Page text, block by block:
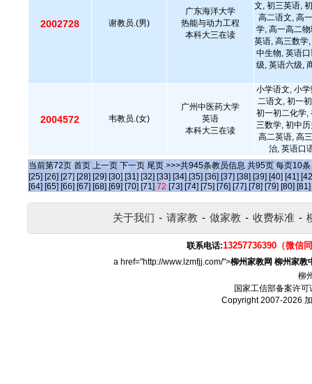
2002728 谢教员.(男)
广东海洋大学
热能与动力工程
本科大三在读
文, 初三英语,
高二语文, 高
学, 高一高二
英语, 高三数学
中生物, 英语
级, 英语六级,
2004572 韦教员.(女)
广州中医药大学
英语
本科大三在读
小学语文, 小
二语文, 初一
初一初二化学,
三数学, 初中
高二英语, 高
治, 英语口
当前第72页 首页 上一页 下一页 尾页 >>>共945条教员信息 共95页 每页10条
[25] [26] [27] [28] [29] [30] [31] [32] [33] [34] [35] [36] [37] [38] [39] [40] [41]
[64] [65] [66] [67] [68] [69] [70] [71] 72 [73] [74] [75] [76] [77] [78] [79] [80] [81]
关于我们 - 请家教 - 做家教 - 收费标准 -
联系电话:13257736390（微信
a href="http://www.lzmfjj.com/">柳州家教网 柳州家教
柳
国家工信部备案许可
Copyright 2007-2026